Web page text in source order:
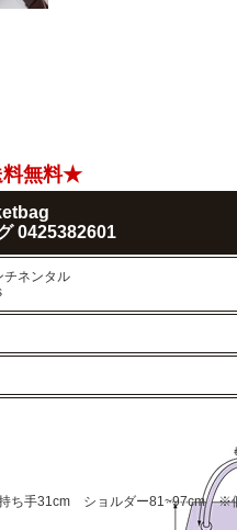
無料★
0425382601
チネンタル
ち手31cm ショルダー81~97cm ※